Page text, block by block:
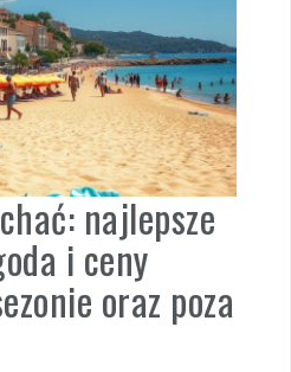
najlepsze
i ceny
oraz poza